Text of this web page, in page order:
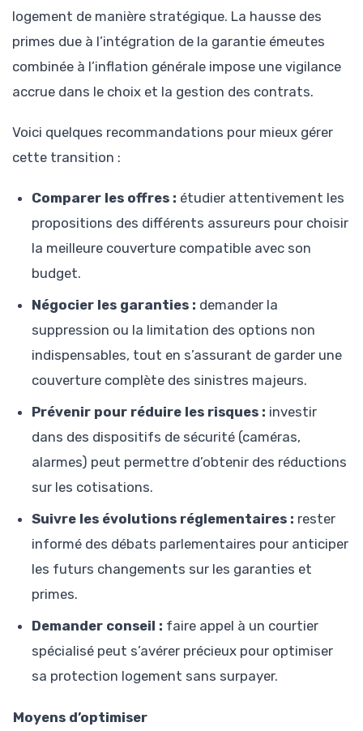
logement de manière stratégique. La hausse des
primes due à l’intégration de la garantie émeutes
combinée à l’inflation générale impose une vigilance
accrue dans le choix et la gestion des contrats.
Voici quelques recommandations pour mieux gérer
cette transition :
Comparer les offres : étudier attentivement les
propositions des différents assureurs pour choisir
la meilleure couverture compatible avec son
budget.
Négocier les garanties : demander la
suppression ou la limitation des options non
indispensables, tout en s’assurant de garder une
couverture complète des sinistres majeurs.
Prévenir pour réduire les risques : investir
dans des dispositifs de sécurité (caméras,
alarmes) peut permettre d’obtenir des réductions
sur les cotisations.
Suivre les évolutions réglementaires : rester
informé des débats parlementaires pour anticiper
les futurs changements sur les garanties et
primes.
Demander conseil : faire appel à un courtier
spécialisé peut s’avérer précieux pour optimiser
sa protection logement sans surpayer.
Moyens d’optimiser